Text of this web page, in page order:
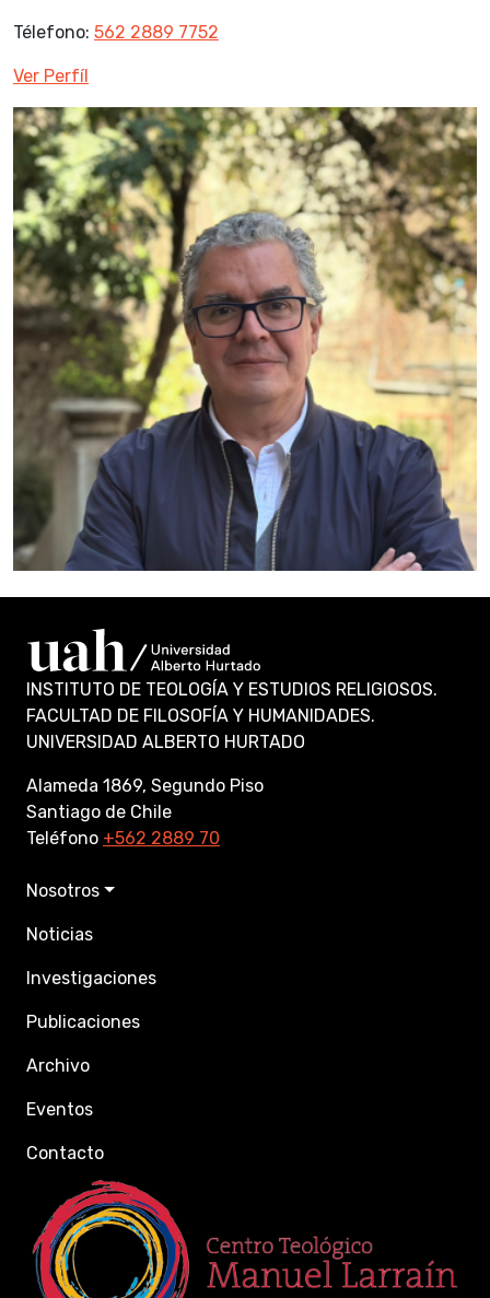
Télefono: 562 2889 7752
Ver Perfíl
INSTITUTO DE TEOLOGÍA Y ESTUDIOS RELIGIOSOS.
FACULTAD DE FILOSOFÍA Y HUMANIDADES.
UNIVERSIDAD ALBERTO HURTADO
Alameda 1869, Segundo Piso
Santiago de Chile
Teléfono +562 2889 70
Nosotros
Noticias
Investigaciones
Publicaciones
Archivo
Eventos
Contacto